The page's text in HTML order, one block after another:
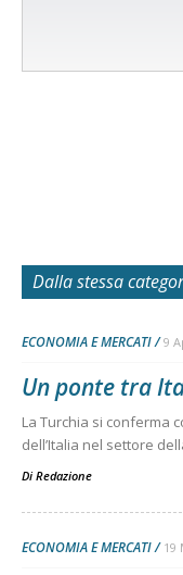
Dalla stessa
ECONOMIA E MERCATI 9
Un ponte tra
La Turchia si conferma
dell’Italia nel settore
Di Redazione
ECONOMIA E MERCATI 19